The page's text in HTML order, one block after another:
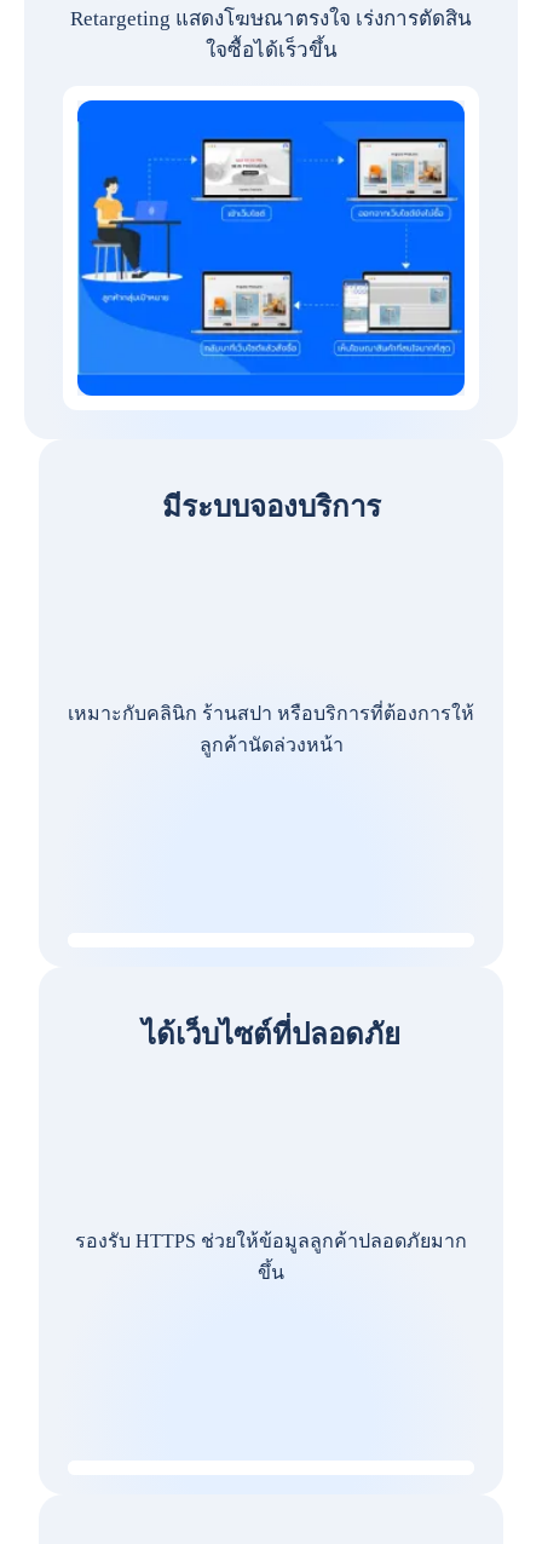
Retargeting แสดงโฆษณาตรงใจ เร่งการตัดสิน
ใจซื้อได้เร็วขึ้น
มีระบบจองบริการ
เหมาะกับคลินิก ร้านสปา หรือบริการที่ต้องการให้
ลูกค้านัดล่วงหน้า
ได้เว็บไซต์ที่ปลอดภัย
รองรับ HTTPS ช่วยให้ข้อมูลลูกค้าปลอดภัยมาก
ขึ้น